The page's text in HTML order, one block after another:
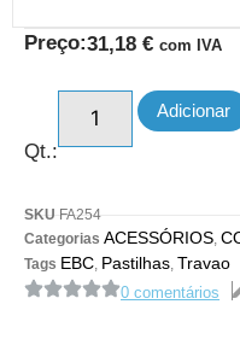
Preço:31,18 € com IVA
Qt.:
Adicionar
SKU FA254
Categorias ACESSÓRIOS
Tags EBC Pastilhas Travao
0 comentários